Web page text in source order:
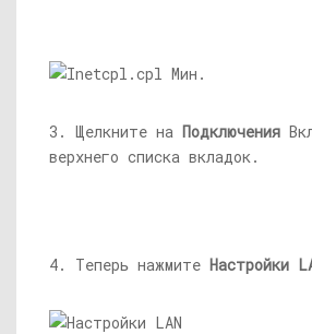
3. Щелкните на Подключения
верхнего списка вкладок.
4. Теперь нажмите Настройки